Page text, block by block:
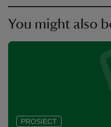
You might also
PROSIECT